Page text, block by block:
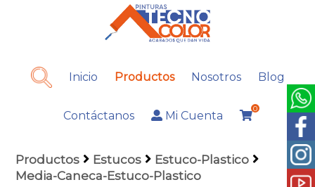
Inicio Productos Nosotros Blog
Contáctanos Mi Cuenta
0
Productos Estucos
Estuco-Plastico
Media-Caneca-Estuco-Plastico